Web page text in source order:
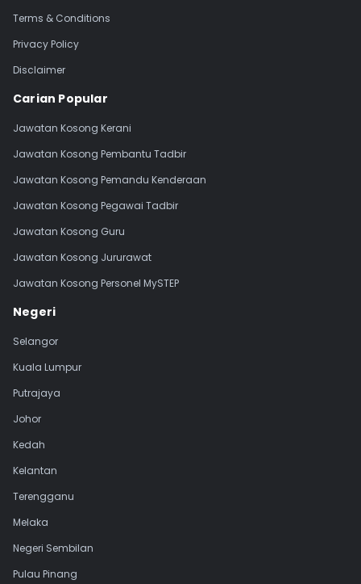
Terms & Conditions
Privacy Policy
Disclaimer
Carian Popular
Jawatan Kosong Kerani
Jawatan Kosong Pembantu Tadbir
Jawatan Kosong Pemandu Kenderaan
Jawatan Kosong Pegawai Tadbir
Jawatan Kosong Guru
Jawatan Kosong Jururawat
Jawatan Kosong Personel MySTEP
Negeri
Selangor
Kuala Lumpur
Putrajaya
Johor
Kedah
Kelantan
Terengganu
Melaka
Negeri Sembilan
Pulau Pinang